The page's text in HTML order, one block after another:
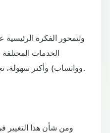
وتتمحور الفكرة الرئيسية
الخدمات
وواتساب) وأكثر سهولة، تعطي الأولوية للرسائل الخاصة.
ومن شأن هذا التغيير